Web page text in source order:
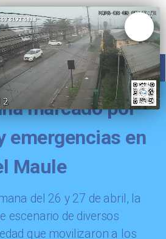
LOCAL DEPORTES
marcado por
emergencias en
Maule
del 26 y 27 de abril, la
escenario de diversos
que movilizaron a los